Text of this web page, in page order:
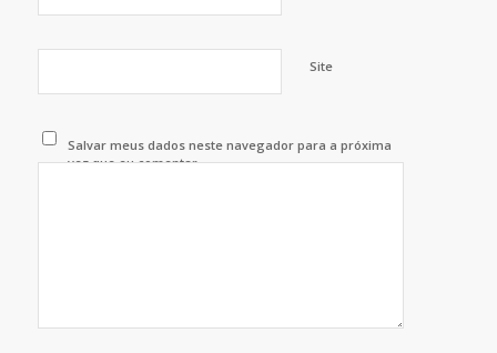
Site
Salvar meus dados neste navegador para a próxima
vez que eu comentar.